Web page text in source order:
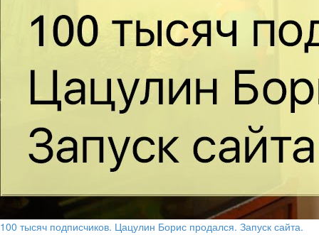
100 тысяч подписчиков. Цацулин Борис продался. Запуск сайта.